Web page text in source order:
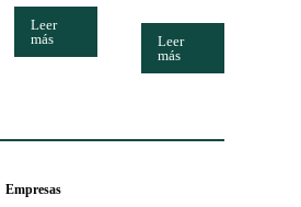
Leer
más
Leer
más
Empresas